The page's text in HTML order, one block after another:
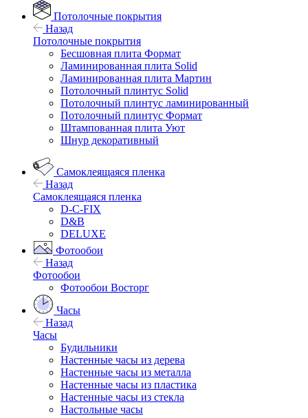
Потолочные покрытия
Назад
Потолочные покрытия
Бесшовная плита Формат
Ламинированная плита Solid
Ламинированная плита Мартин
Потолочный плинтус Solid
Потолочный плинтус ламинированный
Потолочный плинтус Формат
Штампованная плита Уют
Шнур декоративный
Самоклеящаяся пленка
Назад
Самоклеящаяся пленка
D-C-FIX
D&B
DELUXE
Фотообои
Назад
Фотообои
Фотообои Восторг
Часы
Назад
Часы
Будильники
Настенные часы из дерева
Настенные часы из металла
Настенные часы из пластика
Настенные часы из стекла
Настольные часы